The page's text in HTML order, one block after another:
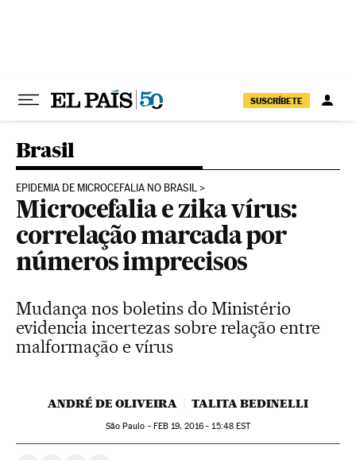
SUSCRÍBETE
Brasil
EPIDEMIA DE MICROCEFALIA NO BRASIL
Microcefalia e zika vírus:
correlação marcada por
números imprecisos
Mudança nos boletins do Ministério
evidencia incertezas sobre relação entre
malformação e vírus
ANDRÉ DE OLIVEIRA TALITA BEDINELLI
São Paulo - FEB 19, 2016 - 15:48EST